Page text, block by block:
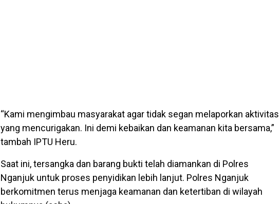
“Kami mengimbau masyarakat agar tidak segan melaporkan aktivitas
yang mencurigakan. Ini demi kebaikan dan keamanan kita bersama,”
tambah IPTU Heru.
Saat ini, tersangka dan barang bukti telah diamankan di Polres
Nganjuk untuk proses penyidikan lebih lanjut. Polres Nganjuk
berkomitmen terus menjaga keamanan dan ketertiban di wilayah